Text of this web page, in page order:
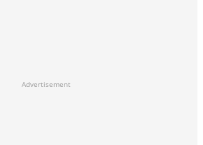
Advertisement